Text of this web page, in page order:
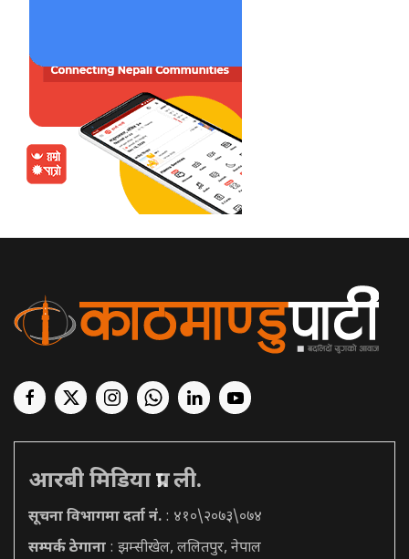
आरबी मिडिया प्रा. ली.
सूचना विभागमा दर्ता नं. : ४१०\२०७३\०७४
सम्पर्क ठेगाना : झम्सीखेल, ललितपुर, नेपाल